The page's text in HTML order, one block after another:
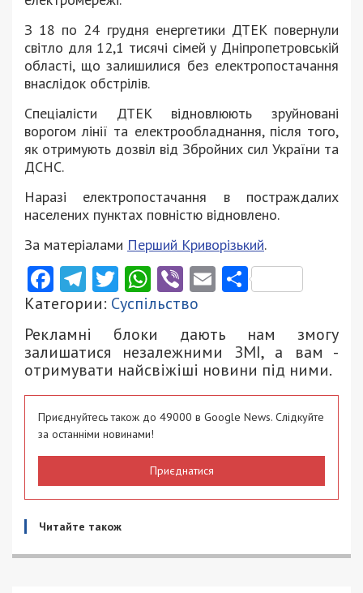
З 18 по 24 грудня енергетики ДТЕК повернули
світло для 12,1 тисячі сімей у Дніпропетровській
області, що залишилися без електропостачання
внаслідок обстрілів.
Спеціалісти ДТЕК відновлюють зруйновані
ворогом лінії та електрообладнання, після того,
як отримують дозвіл від Збройних сил України та
ДСНС.
Наразі електропостачання в постраждалих
населених пунктах повністю відновлено.
За матеріалами Перший Криворізький.
Facebook
Telegram
Twitter
WhatsApp
ViberEmail
Категории: Суспільство
Рекламні блоки дають нам змогу
залишатися незалежними ЗМІ, а вам -
отримувати найсвіжіші новини під ними.
Приєднуйтесь також до 49000 в Google News. Слідкуйте
за останніми новинами!
Приєднатися
Читайте також